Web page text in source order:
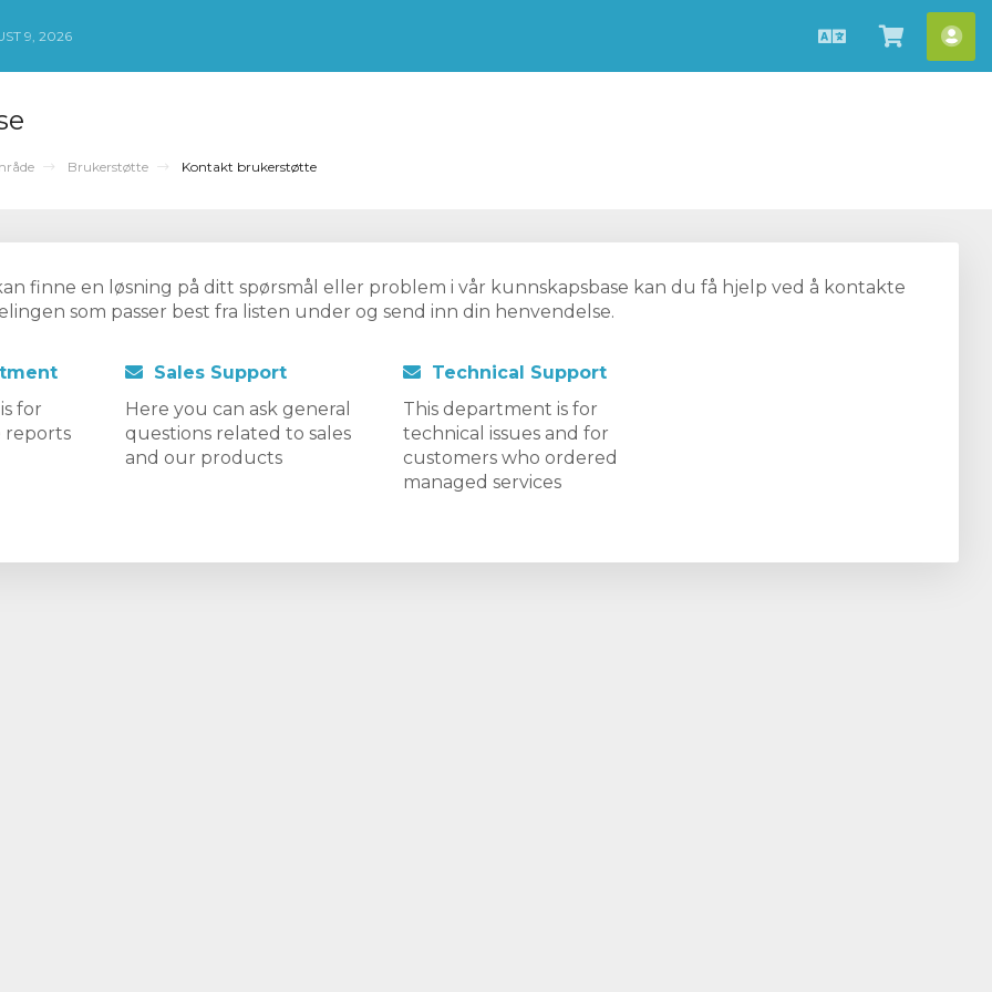
9, 2026
Norwegian
Se
Brukerstøtte Kontakt brukerstøtte
finne en løsning på ditt spørsmål eller problem i vår kunnskapsbase kan du få hjelp ved å kontakte
som passer best fra listen under og send inn din henvendelse.
for
reports
Sales Support
Here you can ask general
questions related to sales
and our products
Technical Support
This department is for
technical issues and for
customers who ordered
managed services